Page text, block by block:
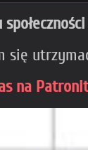
się
na